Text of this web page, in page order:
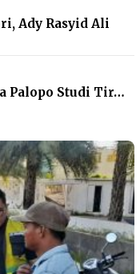
Ady Rasyid Ali
Palopo Studi Tir…